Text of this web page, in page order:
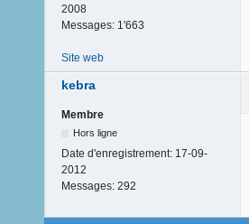
2008
Messages: 1'663
Site web
kebra
Membre
Hors ligne
Date d'enregistrement: 17-09-
2012
Messages: 292